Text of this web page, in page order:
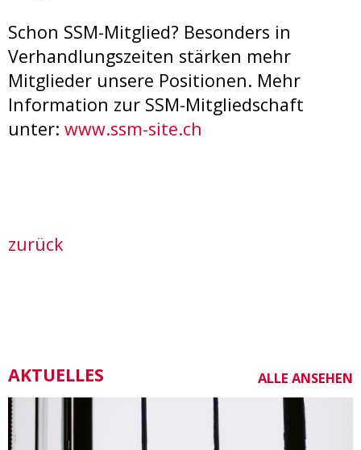
Schon SSM-Mitglied? Besonders in
Verhandlungszeiten stärken mehr
Mitglieder unsere Positionen. Mehr
Information zur SSM-Mitgliedschaft
unter: www.ssm-site.ch
zurück
AKTUELLES ALLE ANSEHEN